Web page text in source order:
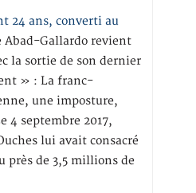
24 ans, converti au
Abad-Gallardo revient
la sortie de son dernier
» : La franc-
une imposture,
4 septembre 2017,
lui avait consacré
près de 3,5 millions de